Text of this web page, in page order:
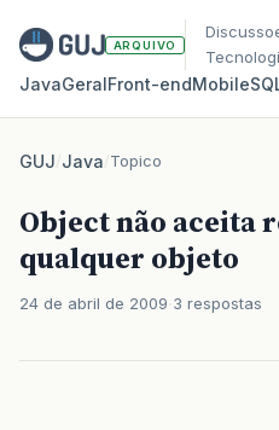
ARQUIVO
JavaGeralFront‑endMobile
GUJ/Java/Topico
Object não aceita
qualquer objeto
24 de abril de 2009 3 respostas